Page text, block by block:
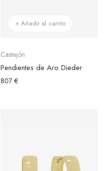
+ Añadir al carrito
Castejón
Pendientes de Aro Dieder
807 €